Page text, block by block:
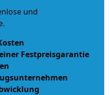
und
Festpreisgarantie